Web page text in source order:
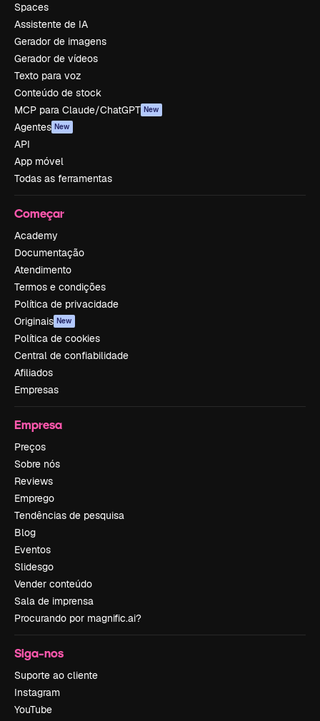
Spaces
Assistente de IA
Gerador de imagens
Gerador de vídeos
Texto para voz
Conteúdo de stock
MCP para Claude/ChatGPT New
Agentes New
API
App móvel
Todas as ferramentas
Começar
Academy
Documentação
Atendimento
Termos e condições
Política de privacidade
Originais New
Política de cookies
Central de confiabilidade
Afiliados
Empresas
Empresa
Preços
Sobre nós
Reviews
Emprego
Tendências de pesquisa
Blog
Eventos
Slidesgo
Vender conteúdo
Sala de imprensa
Procurando por magnific.ai?
Siga-nos
Suporte ao cliente
Instagram
YouTube